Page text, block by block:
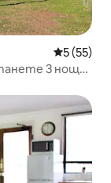
Средна
5 (55)
3 нощи,